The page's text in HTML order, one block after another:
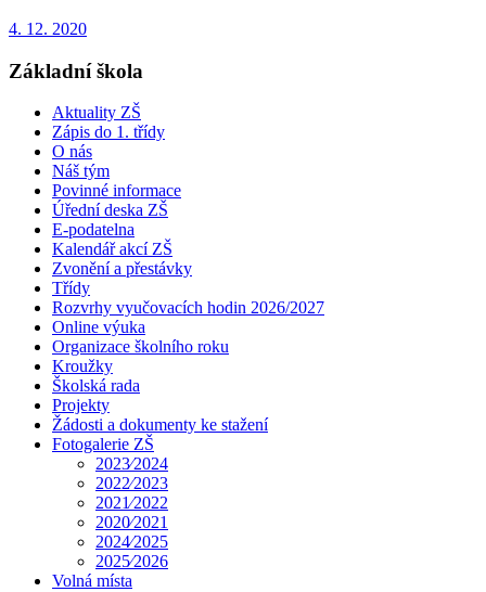
4. 12. 2020
Základní škola
Aktuality ZŠ
Zápis do 1. třídy
O nás
Náš tým
Povinné informace
Úřední deska ZŠ
E-podatelna
Kalendář akcí ZŠ
Zvonění a přestávky
Třídy
Rozvrhy vyučovacích hodin 2026/2027
Online výuka
Organizace školního roku
Kroužky
Školská rada
Projekty
Žádosti a dokumenty ke stažení
Fotogalerie ZŠ
2023⁄2024
2022⁄2023
2021⁄2022
2020⁄2021
2024⁄2025
2025⁄2026
Volná místa